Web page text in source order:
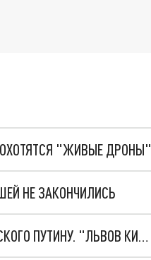
ОХОТЯТСЯ "ЖИВЫЕ ДРОНЫ"
НЕ ЗАКОНЧИЛИСЬ
НОВОЕ МАСШТАБНЕЙШЕЕ НАСТУПЛЕНИЕ. ТРИ УЛЬТИМАТУМА ЗЕЛЕНСКОГО ПУТИНУ. "ЛЬВОВ КИМА" ПОСТАВЯТ НА ПВО? ГЛОБАЛЬНЫЙ ПРОРЫВ ПОД ЗАПОРОЖЬЕМ